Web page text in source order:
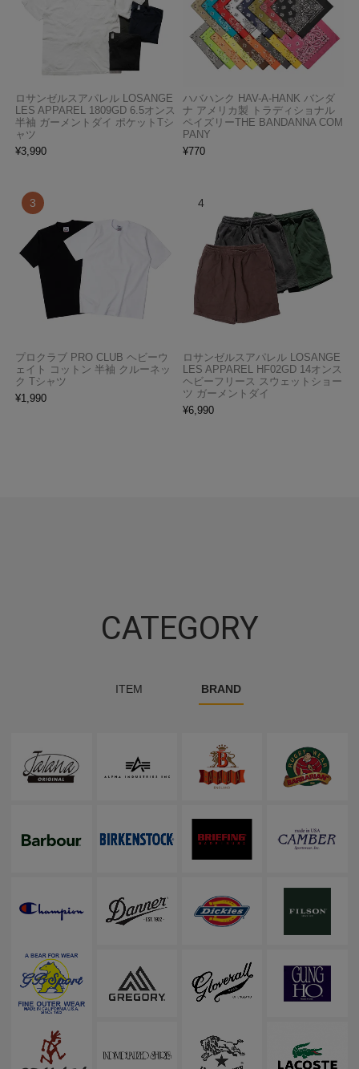
ロサンゼルスアパレル LOSANGE
LES APPAREL 1809GD 6.5オンス
半袖 ガーメントダイ ポケットTシ
ャツ
¥3,990
ハバハンク HAV-A-HANK バンダ
ナ アメリカ製 トラディショナル
ペイズリーTHE BANDANNA COM
PANY
¥770
プロクラブ PRO CLUB ヘビーウ
ェイト コットン 半袖 クルーネッ
ク Tシャツ
¥1,990
ロサンゼルスアパレル LOSANGE
LES APPAREL HF02GD 14オンス
ヘビーフリース スウェットショー
ツ ガーメントダイ
¥6,990
CATEGORY
ITEM BRAND